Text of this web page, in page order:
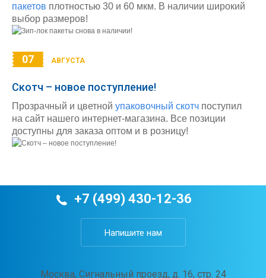
пакетов плотностью 30 и 60 мкм. В наличии широкий
выбор размеров!
07 АВГУСТА
Скотч – новое поступление!
Прозрачный и цветной упаковочный скотч поступил
на сайт нашего интернет-магазина. Все позиции
доступны для заказа оптом и в розницу!
+7 (499) 430-12-36
Напишите нам
Москва, Сигнальный проезд, д. 16, стр. 24